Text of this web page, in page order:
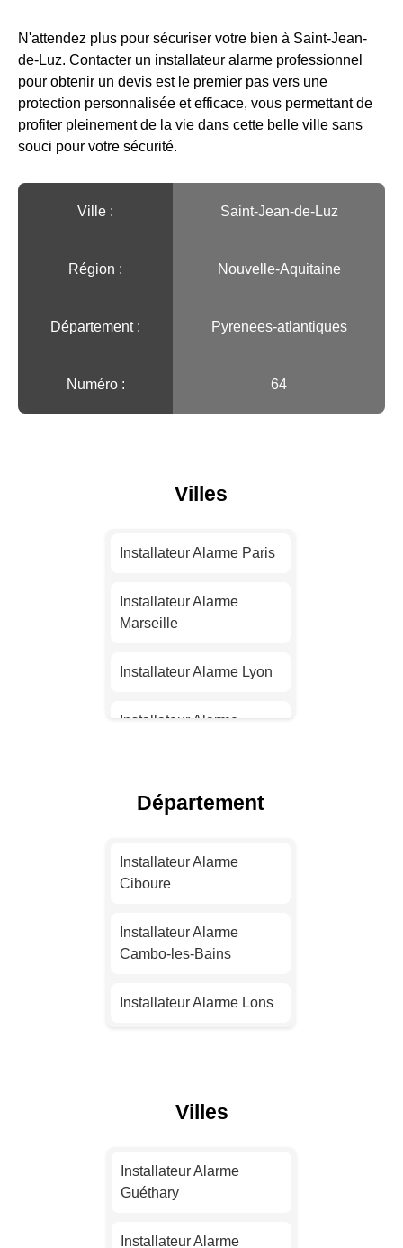
N'attendez plus pour sécuriser votre bien à Saint-Jean-
de-Luz. Contacter un installateur alarme professionnel
pour obtenir un devis est le premier pas vers une
protection personnalisée et efficace, vous permettant de
profiter pleinement de la vie dans cette belle ville sans
souci pour votre sécurité.
Ville :️ Saint-Jean-de-Luz
Région :️ Nouvelle-Aquitaine
Département : Pyrenees-atlantiques
Numéro : 64
Villes
Installateur Alarme Paris
Installateur Alarme
Marseille
Installateur Alarme Lyon
Installateur Alarme
Installateur Alarme Nice
Nantes
Strasbourg
Montpellier
Installateur Alarme Lille
Installateur Alarme
Rennes
Installateur Alarme
Département
Installateur Alarme
Ciboure
Installateur Alarme
Cambo-les-Bains
Installateur Alarme Lons
Installateur Alarme
Installateur Alarme
Villes
Installateur Alarme
Guéthary
Installateur Alarme